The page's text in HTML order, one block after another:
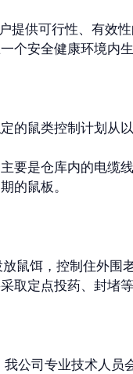
提供可行性、有效
个安全健康环境内生
的鼠类控制计划从
要是仓库内的电缆
的鼠板。
鼠饵，控制住外围
取定点投药、封堵等
公司专业技术人